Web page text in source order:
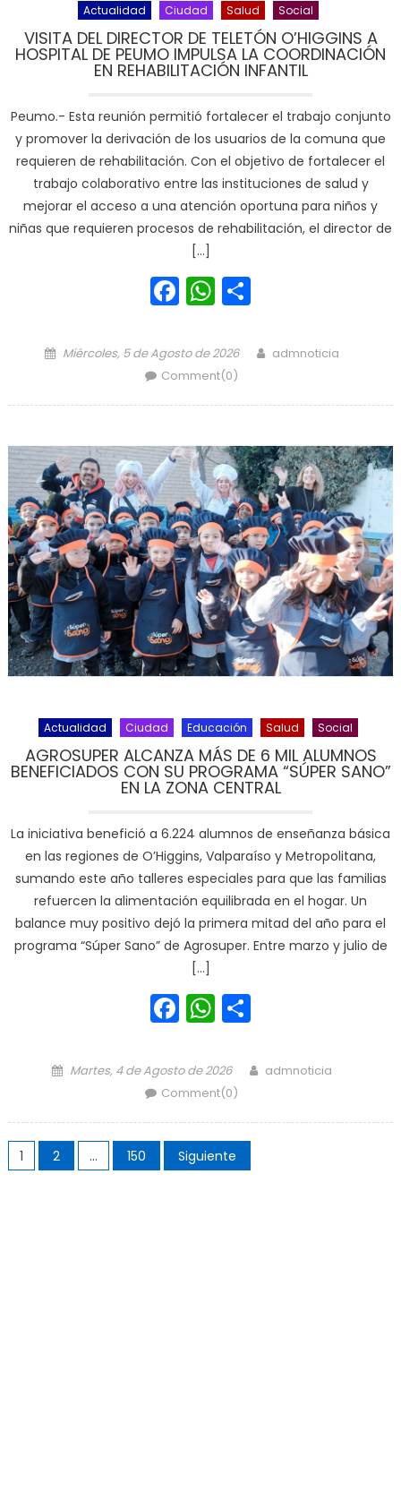
Actualidad Ciudad Salud Social
VISITA DEL DIRECTOR DE TELETÓN O’HIGGINS A
HOSPITAL DE PEUMO IMPULSA LA COORDINACIÓN
EN REHABILITACIÓN INFANTIL
Peumo.- Esta reunión permitió fortalecer el trabajo conjunto
y promover la derivación de los usuarios de la comuna que
requieren de rehabilitación. Con el objetivo de fortalecer el
trabajo colaborativo entre las instituciones de salud y
mejorar el acceso a una atención oportuna para niños y
niñas que requieren procesos de rehabilitación, el director de
[…]
Facebook
WhatsApp
Posted on
Miércoles, 5 de Agosto de 2026 Author
admnoticia
Comment(0)
Actualidad Ciudad Educación Salud Social
AGROSUPER ALCANZA MÁS DE 6 MIL ALUMNOS
BENEFICIADOS CON SU PROGRAMA “SÚPER SANO”
EN LA ZONA CENTRAL
La iniciativa benefició a 6.224 alumnos de enseñanza básica
en las regiones de O’Higgins, Valparaíso y Metropolitana,
sumando este año talleres especiales para que las familias
refuercen la alimentación equilibrada en el hogar. Un
balance muy positivo dejó la primera mitad del año para el
programa “Súper Sano” de Agrosuper. Entre marzo y julio de
[…]
Facebook
WhatsApp
Posted on
Martes, 4 de Agosto de 2026 Author
admnoticia
Comment(0)
Navegación de entradas
1 2 … 150 Siguiente